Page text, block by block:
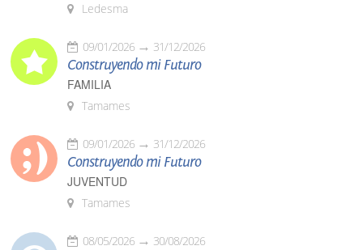
Ledesma
09/01/2026 31/12/2026
Construyendo mi Futuro
FAMILIA
Tamames
09/01/2026 31/12/2026
Construyendo mi Futuro
JUVENTUD
Tamames
08/05/2026 30/08/2026